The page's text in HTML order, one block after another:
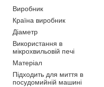
Виробник
Країна виробник
Діаметр
Використання в
мікрохвильовій печі
Матеріал
Підходить для миття в
посудомийній машині